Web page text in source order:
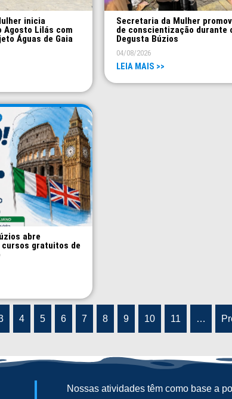
inicia
Agosto Lilás com
Águas de Gaia
Secretaria da Mulher
de conscientização durante
Degusta Búzios
04/08/2026
LEIA MAIS >>
abre
gratuitos de
4 5 6 7 8 9 10 11 …
Nossas atividades têm como base a